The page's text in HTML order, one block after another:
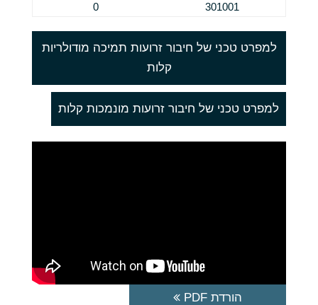
301001
0
למפרט טכני של חיבור זרועות תמיכה מודולריות
קלות
למפרט טכני של חיבור זרועות מונמכות קלות
הורדת PDF